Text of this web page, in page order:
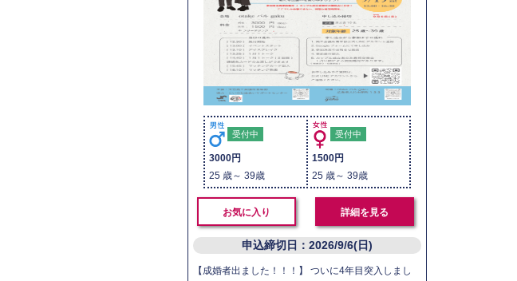
受付中
3000円
25 歳～ 39歳
受付中
1500円
25 歳～ 39歳
お気に入り 詳細を見る
申込締切日：2026/9/6(日)
【成婚者出ました！！！】 ついに4年目突入しまし